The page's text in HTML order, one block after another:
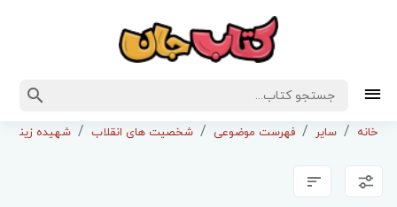
خانه سایر فهرست موضوعی شخصیت های انقلاب شهیده زینب